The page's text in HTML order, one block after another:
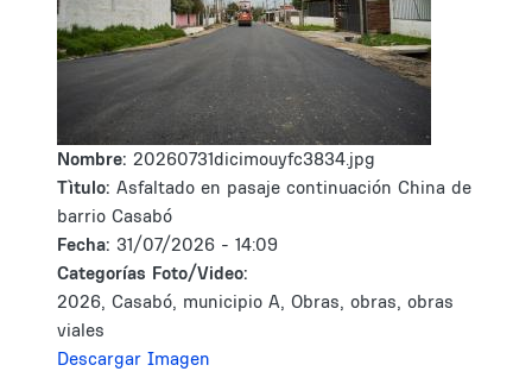
Nombre: 20260731dicimouyfc3834.jpg
Tìtulo: Asfaltado en pasaje continuación China de
barrio Casabó
Fecha: 31/07/2026 - 14:09
Categorías Foto/Video:
2026, Casabó, municipio A, Obras, obras, obras
viales
Descargar Imagen